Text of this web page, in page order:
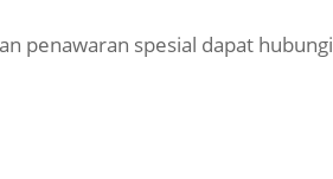
penawaran spesial dapat hubungi